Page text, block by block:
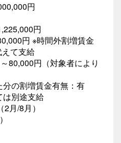
円
円
円 ※時間外割増賃金
えて支給
80,000円（対象者により
の割増賃金有無：有
は別途支給
月/8月）